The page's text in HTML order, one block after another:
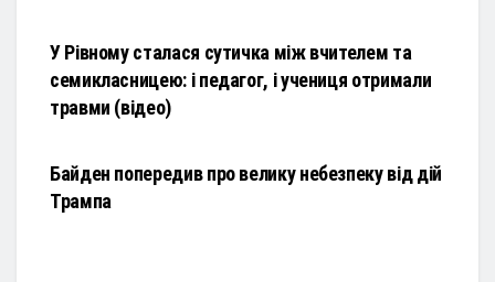
У Рівному сталася сутичка між вчителем та
семикласницею: і педагог, і учениця отримали
травми (відео)
Байден попередив про велику небезпеку від дій
Трампа